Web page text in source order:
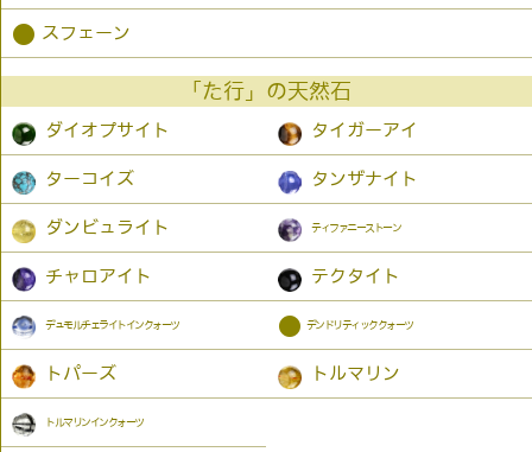
● スフェーン
「た行」の天然石
ダイオプサイト タイガーアイ
ターコイズ タンザナイト
ダンビュライト ティファニーストーン
チャロアイト テクタイト
デュモルチェライトインクォーツ ● デンドリティッククォーツ
トパーズ トルマリン
トルマリンインクォーツ